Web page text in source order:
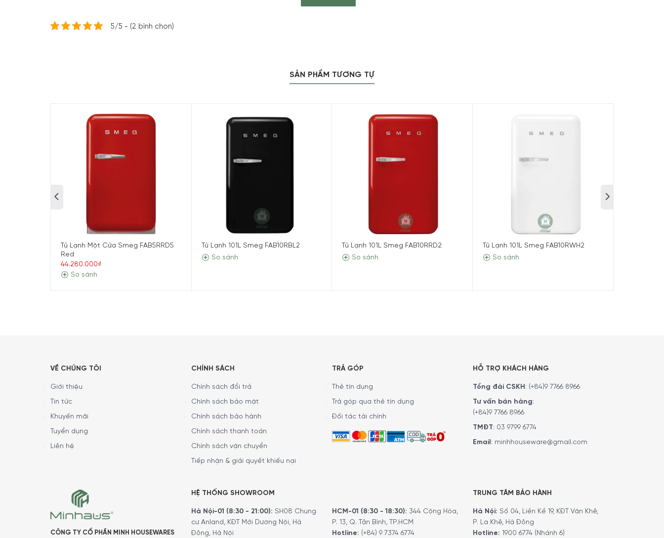
Và không để các bạn phải đợi lâu hay chần chừ thêm nữa. Hôm nay, Minh House sẽ mang cho các bạn bí quyết để có được dòng sản phẩm đẹp siêu cấp độ
này đây.
Nội dung chính
5/5 - (2 bình chọn)
SẢN PHẨM TƯƠNG TỰ
Tủ Lạnh Một Cửa Smeg FAB5RRD5
Red
44.280.000₫
So sánh
Tủ Lạnh 101L Smeg FAB10RBL2
So sánh
Tủ Lạnh 101L Smeg FAB10RRD2
So sánh
Tủ Lạnh 101L Smeg FAB10RWH2
So sánh
VỀ CHÚNG TÔI
Giới thiệu
Tin tức
Khuyến mãi
Tuyển dụng
Liên hệ
CHÍNH SÁCH
Chính sách đổi trả
Chính sách bảo mật
Chính sách bảo hành
Chính sách thanh toán
Chính sách vận chuyển
Tiếp nhận & giải quyết khiếu nại
TRẢ GÓP
Thẻ tín dụng
Trả góp qua thẻ tín dụng
Đối tác tài chính
HỖ TRỢ KHÁCH HÀNG
Tổng đài CSKH: (+84)9 7766 8966
Tư vấn bán hàng:
(+84)9 7766 8966
TMĐT: 03 9799 6774
Email: minhhouseware@gmail.com
CÔNG TY CỔ PHẦN MINH HOUSEWARES
HỆ THỐNG SHOWROOM
Hà Nội-01 (8:30 - 21:00): SH08 Chung
cư Anland, KĐT Mới Dương Nội, Hà
Đông, Hà Nội
HCM-01 (8:30 - 18:30): 344 Cộng Hòa,
P. 13, Q. Tân Bình, TP.HCM
Hotline: (+84) 9 7374 6774
TRUNG TÂM BẢO HÀNH
Hà Nội: Số 04, Liền Kề 19, KĐT Văn Khê,
P. La Khê, Hà Đông
Hotline: 1900 6774 (Nhánh 6)